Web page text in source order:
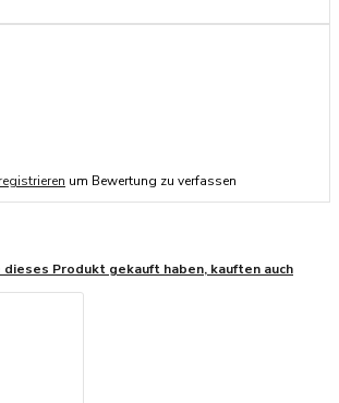
registrieren um Bewertung zu verfassen
dieses Produkt gekauft haben, kauften auch